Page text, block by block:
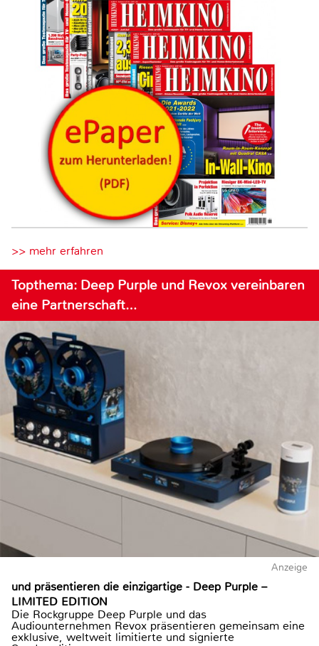
>> mehr erfahren
Topthema: Deep Purple und Revox vereinbaren
eine Partnerschaft…
Anzeige
und präsentieren die einzigartige - Deep Purple –
LIMITED EDITION
Die Rockgruppe Deep Purple und das
Audiounternehmen Revox präsentieren gemeinsam eine
exklusive, weltweit limitierte und signierte